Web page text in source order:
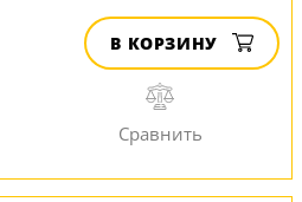
В КОРЗИНУ